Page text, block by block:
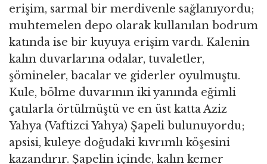
erişim, sarmal bir merdivenle sağlanıyordu;
muhtemelen depo olarak kullanılan bodrum
katında ise bir kuyuya erişim vardı. Kalenin
kalın duvarlarına odalar, tuvaletler,
şömineler, bacalar ve giderler oyulmuştu.
Kule, bölme duvarının iki yanında eğimli
çatılarla örtülmüştü ve en üst katta Aziz
Yahya (Vaftizci Yahya) Şapeli bulunuyordu;
apsisi, kuleye doğudaki kıvrımlı köşesini
kazandırır. Şapelin içinde, kalın kemer